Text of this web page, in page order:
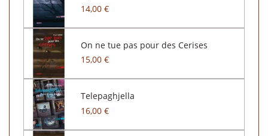
14,00 €
On ne tue pas pour des Cerises
15,00 €
Telepaghjella
16,00 €